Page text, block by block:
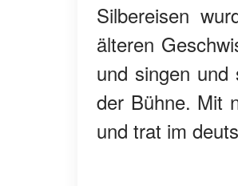
Silbereisen
älteren
und singen
der Bühne. Mit
und trat im